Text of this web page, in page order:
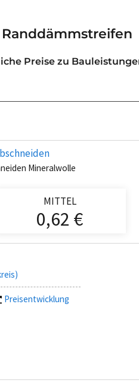
Preise zu
Mineralwolle
MITTEL
0,62 €
Preisentwicklung